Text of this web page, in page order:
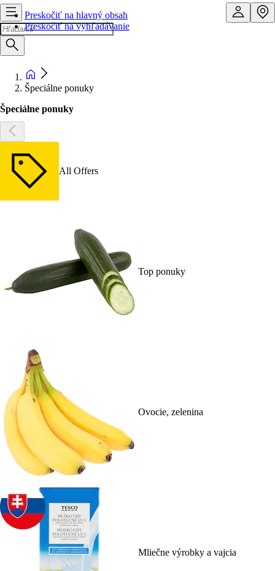
Preskočiť na hlavný obsah
Preskočiť na vyhľadávanie
Špeciálne ponuky
Špeciálne ponuky
All Offers
Top ponuky
Ovocie, zelenina
Mliečne výrobky a vajcia